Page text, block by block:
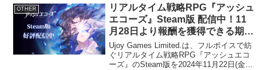
OTHER
リアルタイム戦略RPG『アッシュ
エコーズ』Steam版 配信中！11
月28日より報酬を獲得できる期間
限定イベントを開催
Ujoy Games Limited.は、フルボイスで紡
ぐリアルタイム戦略RPG『アッシュエコ
ーズ』のSteam版を2024年11月22日(金)